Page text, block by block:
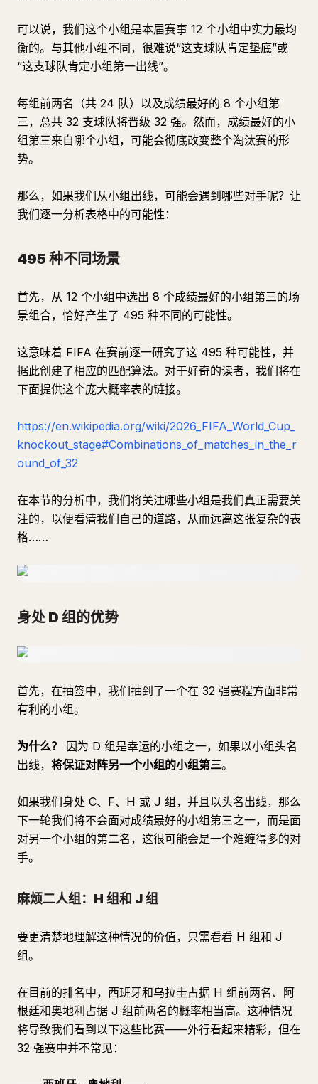
可以说，我们这个小组是本届赛事 12 个小组中实力最均
衡的。与其他小组不同，很难说“这支球队肯定垫底”或
“这支球队肯定小组第一出线”。
每组前两名（共 24 队）以及成绩最好的 8 个小组第
三，总共 32 支球队将晋级 32 强。然而，成绩最好的小
组第三来自哪个小组，可能会彻底改变整个淘汰赛的形
势。
那么，如果我们从小组出线，可能会遇到哪些对手呢？让
我们逐一分析表格中的可能性：
495 种不同场景
首先，从 12 个小组中选出 8 个成绩最好的小组第三的场
景组合，恰好产生了 495 种不同的可能性。
这意味着 FIFA 在赛前逐一研究了这 495 种可能性，并
据此创建了相应的匹配算法。对于好奇的读者，我们将在
下面提供这个庞大概率表的链接。
https://en.wikipedia.org/wiki/2026_FIFA_World_Cup_
knockout_stage#Combinations_of_matches_in_the_r
ound_of_32
在本节的分析中，我们将关注哪些小组是我们真正需要关
注的，以便看清我们自己的道路，从而远离这张复杂的表
格……
身处 D 组的优势
首先，在抽签中，我们抽到了一个在 32 强赛程方面非常
有利的小组。
为什么？
因为 D 组是幸运的小组之一，如果以小组头名
出线， 将保证对阵另一个小组的小组第三。
如果我们身处 C、F、H 或 J 组，并且以头名出线，那么
下一轮我们将不会面对成绩最好的小组第三之一，而是面
对另一个小组的第二名，这很可能会是一个难缠得多的对
手。
麻烦二人组：H 组和 J 组
要更清楚地理解这种情况的价值，只需看看 H 组和 J
组。
在目前的排名中，西班牙和乌拉圭占据 H 组前两名、阿
根廷和奥地利占据 J 组前两名的概率相当高。这种情况
将导致我们看到以下这些比赛——外行看起来精彩，但在
32 强赛中并不常见：